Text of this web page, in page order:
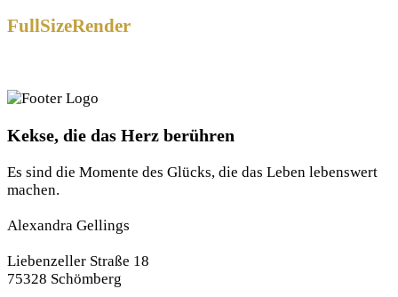
FullSizeRender
Kekse, die das Herz berühren
Es sind die Momente des Glücks, die das Leben lebenswert
machen.
Alexandra Gellings
Liebenzeller Straße 18
75328 Schömberg